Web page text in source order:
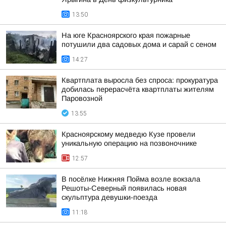
13:50
На юге Красноярского края пожарные
потушили два садовых дома и сарай с сеном
14:27
Квартплата выросла без спроса: прокуратура
добилась перерасчёта квартплаты жителям
Паровозной
13:55
Красноярскому медведю Кузе провели
уникальную операцию на позвоночнике
12:57
В посёлке Нижняя Пойма возле вокзала
Решоты-Северный появилась новая
скульптура девушки-поезда
11:18